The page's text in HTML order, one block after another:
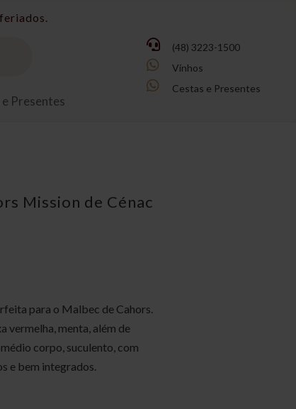
Presentes
 (48) 3223-1500
 Vinhos
 Cestas e Presentes
Mission de Cénac
para o Malbec de Cahors.
vermelha, menta, além de
corpo, suculento, com
e bem integrados.